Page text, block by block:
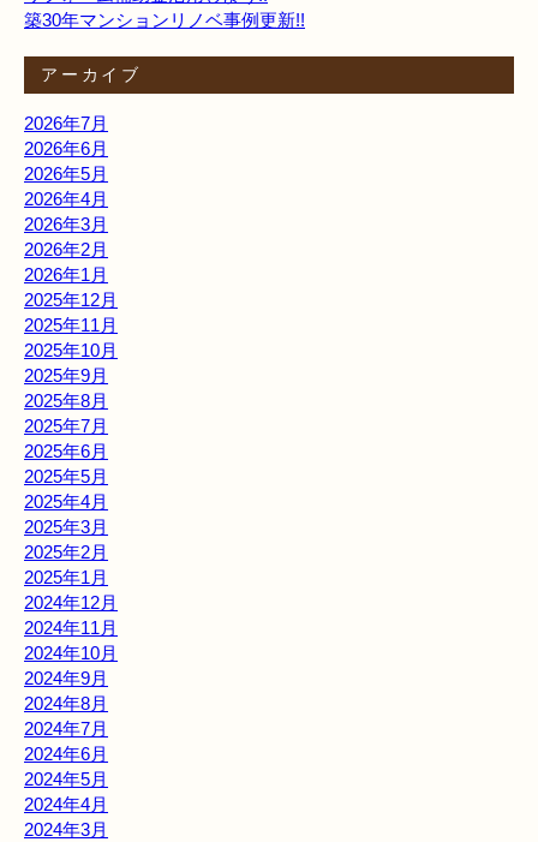
築30年マンションリノベ事例更新!!
アーカイブ
2026年7月
2026年6月
2026年5月
2026年4月
2026年3月
2026年2月
2026年1月
2025年12月
2025年11月
2025年10月
2025年9月
2025年8月
2025年7月
2025年6月
2025年5月
2025年4月
2025年3月
2025年2月
2025年1月
2024年12月
2024年11月
2024年10月
2024年9月
2024年8月
2024年7月
2024年6月
2024年5月
2024年4月
2024年3月